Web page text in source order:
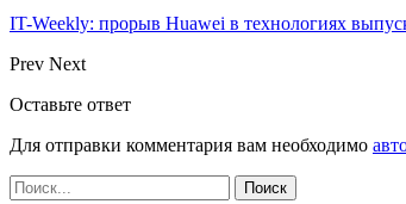
IT-Weekly: прорыв Huawei в технологиях
Prev Next
Оставьте ответ
Для отправки комментария вам необходимо